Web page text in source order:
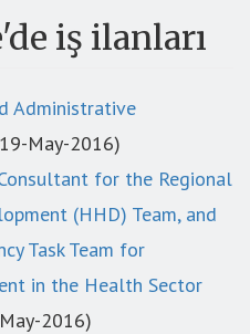
iş ilanları
Administrative
May-2016)
for the Regional
(HHD) Team, and
Task Team for
in the Health Sector
2016)